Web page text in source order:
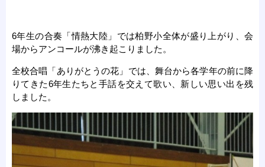
6年生の合奏「情熱大陸」では柏野小全体が盛り上がり、会
場からアンコールが沸き起こりました。
全校合唱「ありがとうの花」では、舞台から各学年の前に降
りてきた6年生たちと手話を交えて歌い、新しい思い出を残
しました。